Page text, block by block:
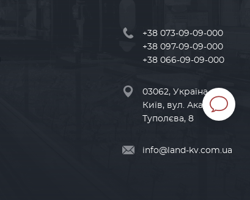
+38 073-09-09-000
+38 097-09-09-000
+38 066-09-09-000
03062, Україна, м
Київ, вул. Академіка
Туполєва, 8
info@land-kv.com.ua